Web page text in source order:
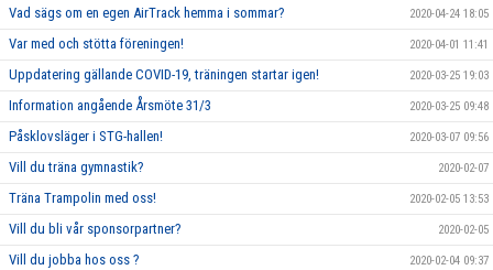
Vad sägs om en egen AirTrack hemma i sommar? 2020-04-24 18:05
Var med och stötta föreningen! 2020-04-01 11:41
Uppdatering gällande COVID-19, träningen startar igen! 2020-03-25 19:03
Information angående Årsmöte 31/3 2020-03-25 09:48
Påsklovsläger i STG-hallen! 2020-03-07 09:56
Vill du träna gymnastik? 2020-02-07
Träna Trampolin med oss! 2020-02-05 13:53
Vill du bli vår sponsorpartner? 2020-02-05
Vill du jobba hos oss ? 2020-02-04 09:37